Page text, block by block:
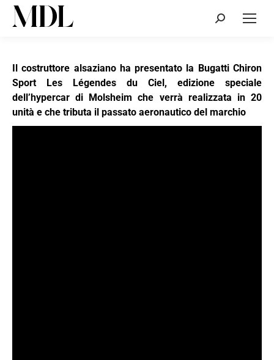
Cerca:
Il costruttore alsaziano ha presentato la Bugatti Chiron
Sport Les Légendes du Ciel, edizione speciale
dell’hypercar di Molsheim che verrà realizzata in 20
unità e che tributa il passato aeronautico del marchio